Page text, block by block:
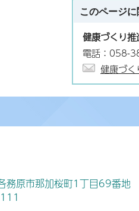
このページに
健康づくり
電話：058-
健康づく
原市那加桜町1丁目69番地